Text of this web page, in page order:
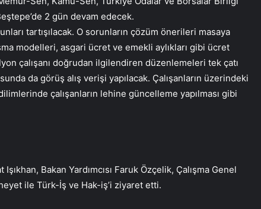
2 gün devam edecek.
tartışılacak. O sorunların çözüm önerileri masaya
modelleri, asgari ücret ve emekli aylıkları gibi ücret
çalışanı doğrudan ilgilendiren düzenlemeleri tek çatı
da görüş alış verişi yapılacak. Çalışanların üzerindeki
çalışanların lehine güncelleme yapılması gibi
Bakan Yardımcısı Faruk Özçelik, Çalışma Genel
ile Türk-İş ve Hak-iş’i ziyaret etti.